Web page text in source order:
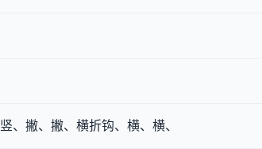
、撇、撇、横折钩、横、横、